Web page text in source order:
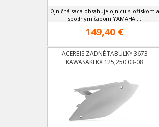
Ojničná sada obsahuje ojnicu s ložiskom a
spodným čapom YAMAHA ...
149,40 €
ACERBIS ZADNÉ TABUĽKY 3673
KAWASAKI KX 125,250 03-08